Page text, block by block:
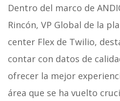
Dentro del marco de
Rincón, VP Global de la
center Flex de Twilio,
contar con datos de
ofrecer la mejor
área que se ha vuelto